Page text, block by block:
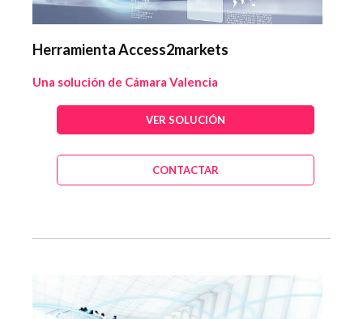
Herramienta Access2markets
Una solución de Cámara Valencia
VER SOLUCIÓN
CONTACTAR